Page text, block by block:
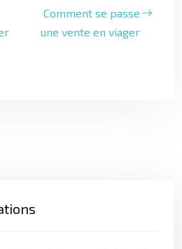
Comment se passe
une vente en viager